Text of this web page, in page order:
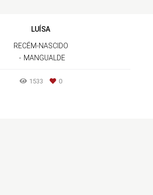
LUÍSA
RECÉM-NASCIDO
MANGUALDE
1533 0